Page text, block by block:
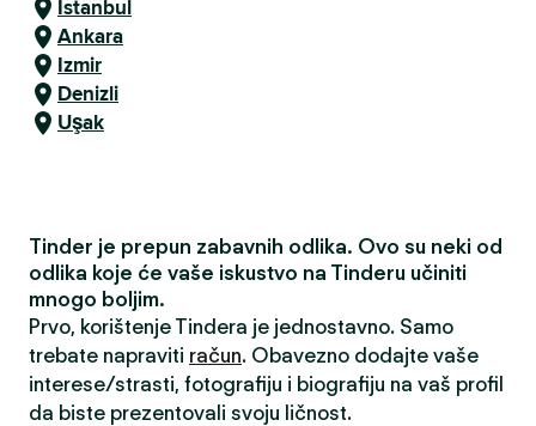
Istanbul
Ankara
Izmir
Denizli
Uşak
Tinder je prepun zabavnih odlika. Ovo su neki od
odlika koje će vaše iskustvo na Tinderu učiniti
mnogo boljim.
Prvo, korištenje Tindera je jednostavno. Samo
trebate napraviti račun. Obavezno dodajte vaše
interese/strasti, fotografiju i biografiju na vaš profil
da biste prezentovali svoju ličnost.